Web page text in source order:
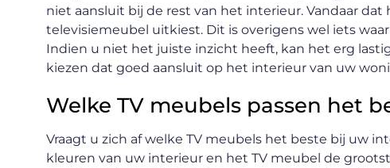
niet aansluit bij de rest van het interieur. Vandaar
televisiemeubel uitkiest. Dit is overigens wel iets
Indien u niet het juiste inzicht heeft, kan het erg
kiezen dat goed aansluit op het interieur van uw
Welke TV meubels passen het
Vraagt u zich af welke TV meubels het beste bij uw
kleuren van uw interieur en het TV meubel de